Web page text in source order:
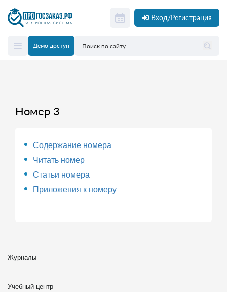
Вход/Регистрация
Демо доступ
Номер 3
Содержание номера
Читать номер
Статьи номера
Приложения к номеру
Журналы
Учебный центр